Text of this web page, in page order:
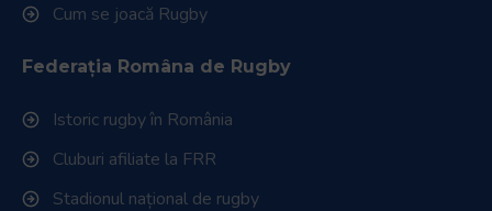
Cum se joacă Rugby
Federația Româna de Rugby
Istoric rugby în România
Cluburi afiliate la FRR
Stadionul național de rugby